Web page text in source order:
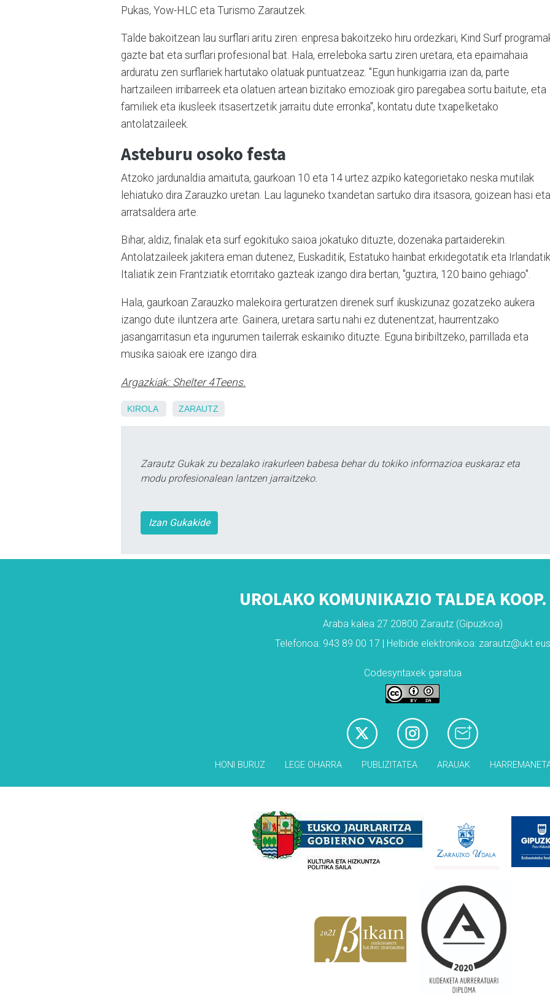
Pukas, Yow-HLC eta Turismo Zarautzek.
Talde bakoitzean lau surflari aritu ziren: enpresa bakoitzeko hiru ordezkari, Kind Surf
gazte bat eta surflari profesional bat. Hala, erreleboka sartu ziren uretara, eta epaimahaia
arduratu zen surflariek hartutako olatuak puntuatzeaz. "Egun hunkigarria izan da, parte
hartzaileen irribarreek eta olatuen artean bizitako emozioak giro paregabea sortu baitute, eta
familiek eta ikusleek itsasertzetik jarraitu dute erronka", kontatu dute txapelketako
antolatzaileek.
Asteburu osoko festa
Atzoko jardunaldia amaituta, gaurkoan 10 eta 14 urtez azpiko kategorietako neska mutilak
lehiatuko dira Zarauzko uretan. Lau laguneko txandetan sartuko dira itsasora, goizean hasi eta
arratsaldera arte.
Bihar, aldiz, finalak eta surf egokituko saioa jokatuko dituzte, dozenaka partaiderekin.
Antolatzaileek jakitera eman dutenez, Euskaditik, Estatuko hainbat erkidegotatik eta
Italiatik zein Frantziatik etorritako gazteak izango dira bertan, "guztira, 120 baino gehiago".
Hala, gaurkoan Zarauzko malekoira gerturatzen direnek surf ikuskizunaz gozatzeko aukera
izango dute iluntzera arte. Gainera, uretara sartu nahi ez dutenentzat, haurrentzako
jasangarritasun eta ingurumen tailerrak eskainiko dituzte. Eguna biribiltzeko, parrillada eta
musika saioak ere izango dira.
Argazkiak: Shelter 4Teens.
KIROLA ZARAUTZ
Zarautz Gukak zu bezalako irakurleen babesa behar du tokiko informazioa euskaraz eta
modu profesionalean lantzen jarraitzeko.
Izan Gukakide
UROLAKO KOMUNIKAZIO TALDEA
Araba kalea 27 20800 Zarautz (Gipuzkoa)
Telefonoa: 943 89 00 17 | Helbide elektronikoa: zarautz@ukt.eus
Codesyntaxek garatua
HONI BURUZ LEGE OHARRA PUBLIZITATEA ARAUAK